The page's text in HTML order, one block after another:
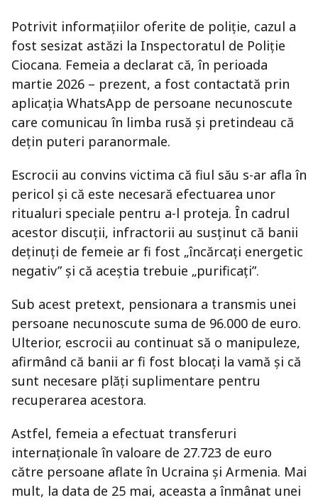
Potrivit informațiilor oferite de poliție, cazul a
fost sesizat astăzi la Inspectoratul de Poliție
Ciocana. Femeia a declarat că, în perioada
martie 2026 – prezent, a fost contactată prin
aplicația WhatsApp de persoane necunoscute
care comunicau în limba rusă și pretindeau că
dețin puteri paranormale.
Escrocii au convins victima că fiul său s-ar afla în
pericol și că este necesară efectuarea unor
ritualuri speciale pentru a-l proteja. În cadrul
acestor discuții, infractorii au susținut că banii
deținuți de femeie ar fi fost „încărcați energetic
negativ” și că aceștia trebuie „purificați”.
Sub acest pretext, pensionara a transmis unei
persoane necunoscute suma de 96.000 de euro.
Ulterior, escrocii au continuat să o manipuleze,
afirmând că banii ar fi fost blocați la vamă și că
sunt necesare plăți suplimentare pentru
recuperarea acestora.
Astfel, femeia a efectuat transferuri
internaționale în valoare de 27.723 de euro
către persoane aflate în Ucraina și Armenia. Mai
mult, la data de 25 mai, aceasta a înmânat unei